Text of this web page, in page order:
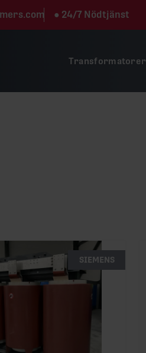
● 24/7 Nödtjänst
Transformatorer
SIEMENS